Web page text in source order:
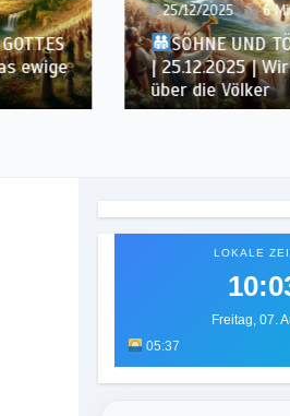
ewige
25/12/2025 6
SÖHNE UND
| 25.12.2025 |
über die Völker
LOKALE
Freitag, 07.
05:37